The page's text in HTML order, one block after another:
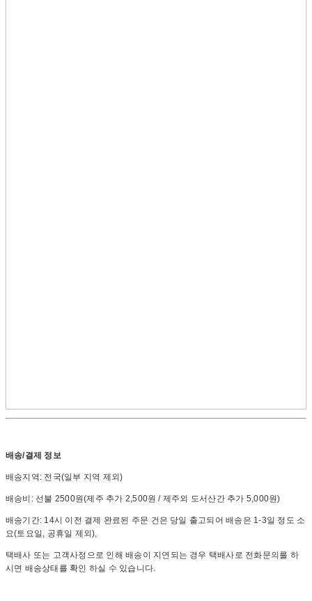
배송/결제 정보
배송지역: 전국(일부 지역 제외)
배송비: 선불 2500원(제주 추가 2,500원 / 제주외 도서산간 추가 5,000원)
배송기간: 14시 이전 결제 완료된 주문 건은 당일 출고되어 배송은 1-3일 정도 소
요(토요일, 공휴일 제외),
택배사 또는 고객사정으로 인해 배송이 지연되는 경우 택배사로 전화문의를 하
시면 배송상태를 확인 하실 수 있습니다.